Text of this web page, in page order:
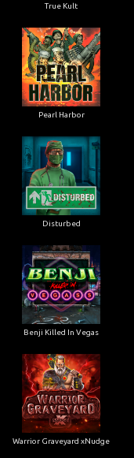
True Kult
Pearl Harbor
Disturbed
Benji Killed In Vegas
Warrior Graveyard xNudge